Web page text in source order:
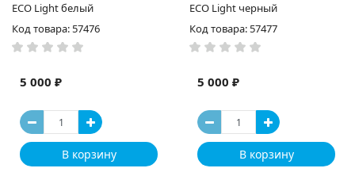
ECO Light белый
Код товара: 57476
5 000 ₽
В корзину
ECO Light черный
Код товара: 57477
5 000 ₽
В корзину